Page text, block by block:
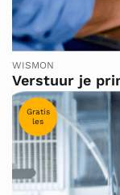
WISMON
Verstuur je
Gratis
les